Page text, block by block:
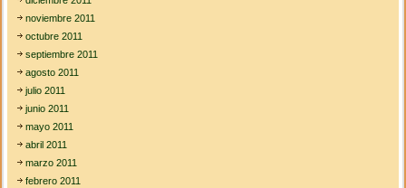
noviembre 2011
octubre 2011
septiembre 2011
agosto 2011
julio 2011
junio 2011
mayo 2011
abril 2011
marzo 2011
febrero 2011